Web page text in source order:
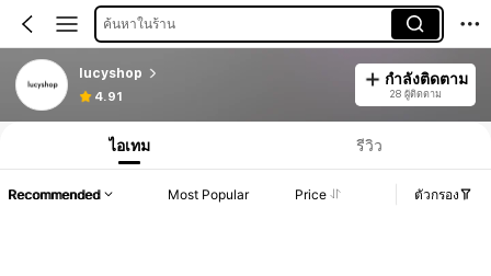
ค้นหาในร้าน
lucyshop
4.91
กำลังติดตาม
28 ผู้ติดตาม
ไอเทม รีวิว
Recommended Most Popular Price ตัวกรอง